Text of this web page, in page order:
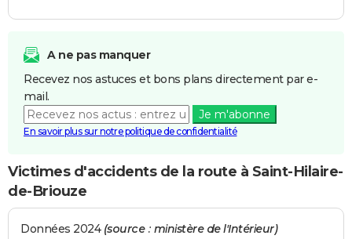
A ne pas manquer
Recevez nos astuces et bons plans directement par e-
mail.
Je m'abonne
En savoir plus sur notre politique de confidentialité
Victimes d'accidents de la route à Saint-Hilaire-
de-Briouze
Données 2024 (source : ministère de l'Intérieur)